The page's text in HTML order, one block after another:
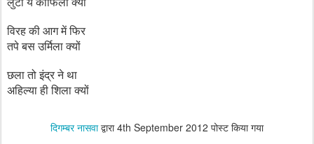
विरह की आग में फिर
तपे बस उर्मिला क्यों
छला तो इंद्र ने था
अहिल्या ही शिला क्यों
दिगम्बर नासवाद्वारा4th September 2012 पोस्ट किया गया